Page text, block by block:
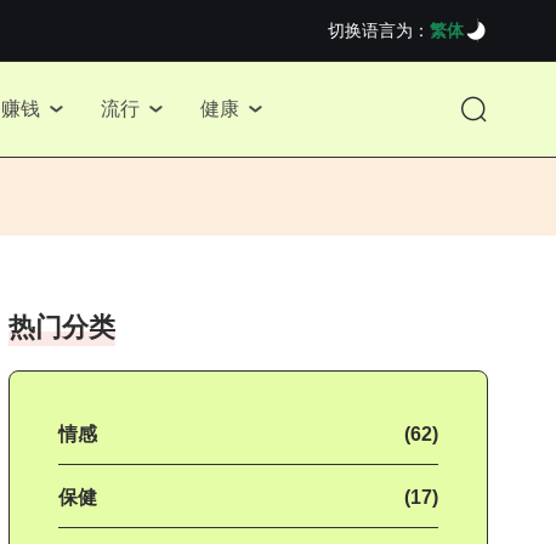
切换语言为： 繁体
赚钱 流行 健康
热门分类
情感 (62)
保健 (17)